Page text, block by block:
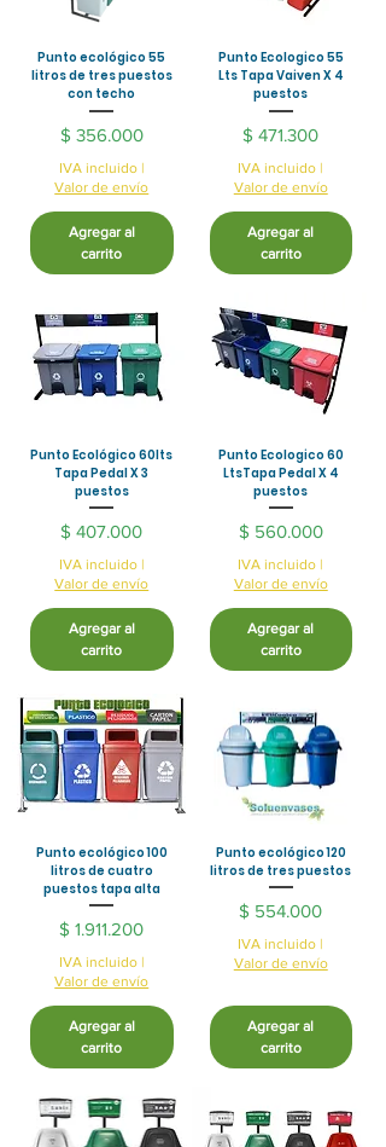
Punto ecológico 55
litros de tres puestos
con techo
Precio
$ 356.000
IVA incluido|
Valor de envío
Agregar al
carrito
Punto Ecologico 55
Lts Tapa Vaiven X 4
puestos
Precio
$ 471.300
IVA incluido |
Valor de envío
Agregar al
carrito
Punto Ecológico 60lts
Tapa Pedal X 3
puestos
Precio
$ 407.000
IVA incluido|
Valor de envío
Agregar al
carrito
Punto Ecologico 60
LtsTapa Pedal X 4
puestos
Precio
$ 560.000
IVA incluido |
Valor de envío
Agregar al
carrito
Punto ecológico 100
litros de cuatro
puestos tapa alta
Precio
$ 1.911.200
IVA incluido|
Valor de envío
Agregar al
carrito
Punto ecológico 120
litros de tres puestos
Precio
$ 554.000
IVA incluido |
Valor de envío
Agregar al
carrito